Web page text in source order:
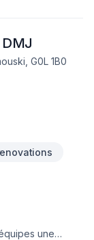
G0L 1B0
une